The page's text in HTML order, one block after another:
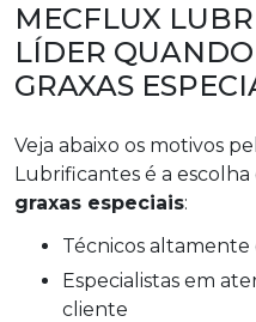
MECFLUX
LÍDER
GRAXAS
Veja abaixo os motivos
Lubrificantes é a
graxas especiais:
técnicos
especialistas em atendimento personalizado ao
cliente